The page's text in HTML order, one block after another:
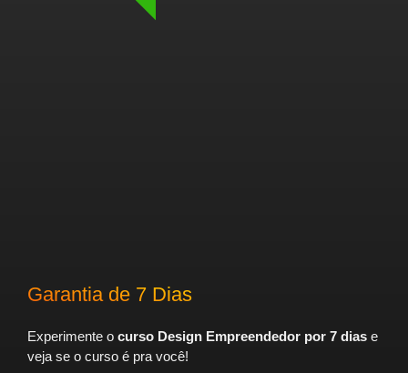
Garantia de 7 Dias
Experimente o curso Design Empreendedor por 7 dias e
veja se o curso é pra você!